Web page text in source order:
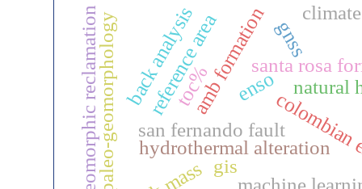
hydrothermal alteration
santa rosa
san fernando fault
amb formation
paleo-geomorphology
geomorphic reclamation reference area
gis
back analysis natural
enso
gnss
toc%